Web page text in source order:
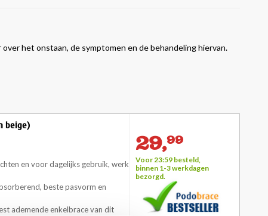
het onstaan, de symptomen en de behandeling hiervan.
beige)
en voor dagelijks gebruik, werk
beste pasvorm en
ademende enkelbrace van dit
29,99
Voor 23:59 besteld,
binnen 1-3 werkdagen
bezorgd.